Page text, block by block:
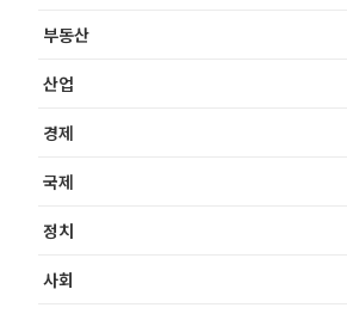
부동산
산업
경제
국제
정치
사회